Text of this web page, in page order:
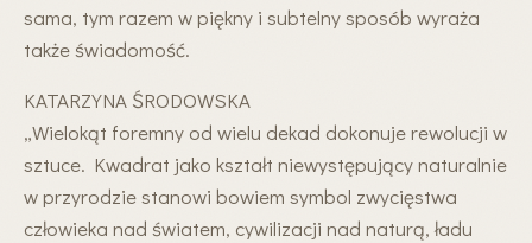
sama, tym razem w piękny i subtelny sposób wyraża
także świadomość.
KATARZYNA ŚRODOWSKA
„Wielokąt foremny od wielu dekad dokonuje rewolucji w
sztuce. Kwadrat jako kształt niewystępujący naturalnie
w przyrodzie stanowi bowiem symbol zwycięstwa
człowieka nad światem, cywilizacji nad naturą, ładu